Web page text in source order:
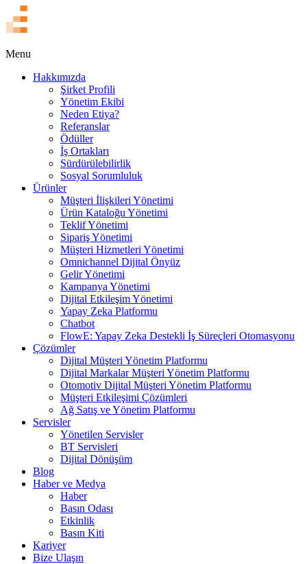
Menu
Hakkımızda
Şirket Profili
Yönetim Ekibi
Neden Etiya?
Referanslar
Ödüller
İş Ortakları
Sürdürülebilirlik
Sosyal Sorumluluk
Ürünler
Müşteri İlişkileri Yönetimi
Ürün Kataloğu Yönetimi
Teklif Yönetimi
Sipariş Yönetimi
Müşteri Hizmetleri Yönetimi
Omnichannel Dijital Önyüz
Gelir Yönetimi
Kampanya Yönetimi
Dijital Etkileşim Yönetimi
Yapay Zeka Platformu
Chatbot
FlowE: Yapay Zeka Destekli İş Süreçleri Otomasyonu
Çözümler
Dijital Müşteri Yönetim Platformu
Dijital Markalar Müşteri Yönetim Platformu
Otomotiv Dijital Müşteri Yönetim Platformu
Müşteri Etkileşimi Çözümleri
Ağ Satış ve Yönetim Platformu
Servisler
Yönetilen Servisler
BT Servisleri
Dijital Dönüşüm
Blog
Haber ve Medya
Haber
Basın Odası
Etkinlik
Basın Kiti
Kariyer
Bize Ulaşın